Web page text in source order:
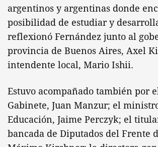
argentinos y argentinas donde
posibilidad de estudiar y
reflexionó Fernández junto al
provincia de Buenos Aires, Axel
intendente local, Mario Ishii.
Estuvo acompañado también por
Gabinete, Juan Manzur; el
Educación, Jaime Perczyk; el
bancada de Diputados del Frente